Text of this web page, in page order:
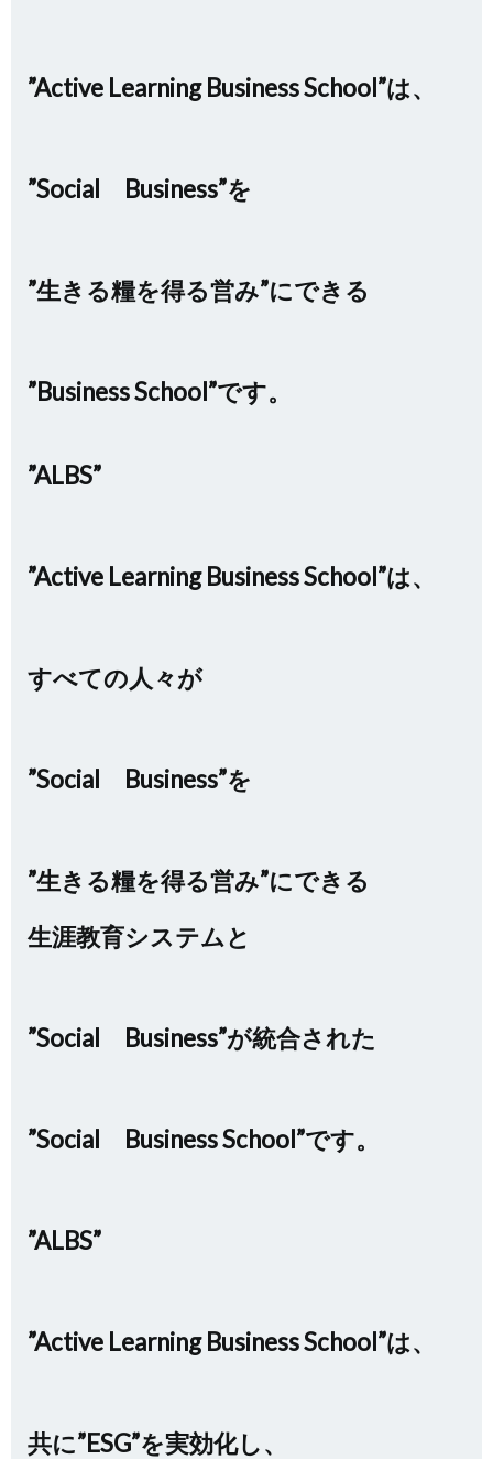
”Active Learning Business School”は、
”Social Business”を
”生きる糧を得る営み”にできる
”Business School”です。
”ALBS”
”Active Learning Business School”は、
すべての人々が
”Social Business”を
”生きる糧を得る営み”にできる
生涯教育システムと
”Social Business”が統合された
”Social Business School”です。
”ALBS”
”Active Learning Business School”は、
共に”ESG”を実効化し、